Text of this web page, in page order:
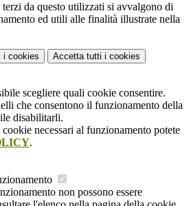
da questo utilizzati si avvalgono di
ed utili alle finalità illustrate nella
i cookies Accetta tutti i cookies
scegliere quali cookie consentire.
che consentono il funzionamento della
disabilitarli.
necessari al funzionamento potete
.
non possono essere